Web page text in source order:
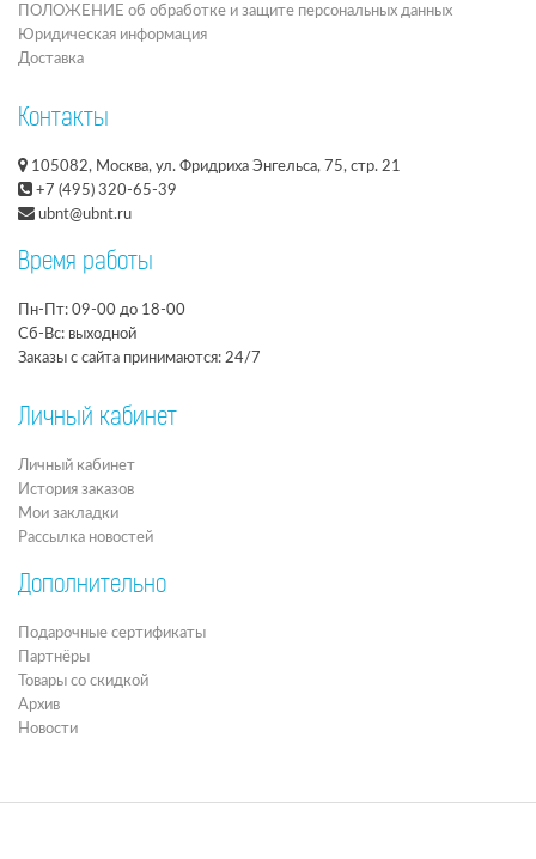
ПОЛОЖЕНИЕ об обработке и защите персональных данных
Юридическая информация
Доставка
Контакты
105082, Москва, ул. Фридриха Энгельса, 75, стр. 21
+7 (495) 320-65-39
ubnt@ubnt.ru
Время работы
Пн-Пт: 09-00 до 18-00
Сб-Вс: выходной
Заказы с сайта принимаются: 24/7
Личный кабинет
Личный кабинет
История заказов
Мои закладки
Рассылка новостей
Дополнительно
Подарочные сертификаты
Партнёры
Товары со скидкой
Архив
Новости